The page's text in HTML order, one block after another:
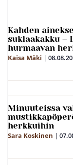
Kahden
suklaakakku –
hurmaavan
Kaisa Mäki |
Minuuteissa
herkkuihin
Sara Koskinen |